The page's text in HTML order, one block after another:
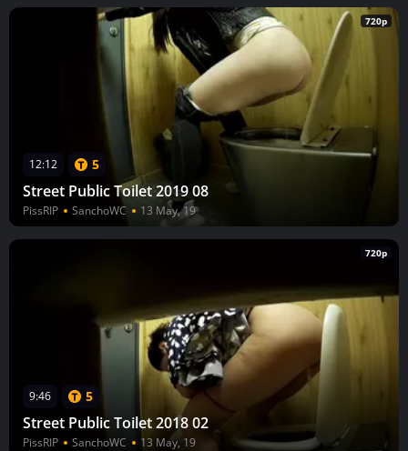
720p
12:12 5
Street Public Toilet 2019 08
PissRIP SanchoWC 13 May, 19
720p
9:46 5
Street Public Toilet 2018 02
PissRIP SanchoWC 13 May, 19